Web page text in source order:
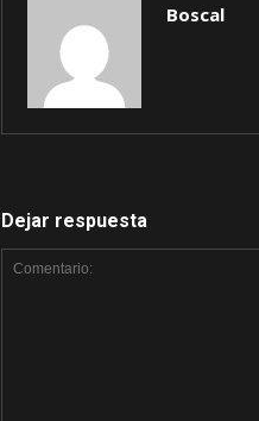
Boscal
Dejar respuesta